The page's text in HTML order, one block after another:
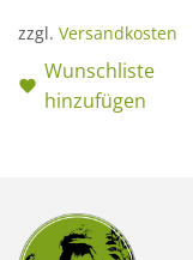
zzgl. Versandkosten
Wunschliste
hinzufügen